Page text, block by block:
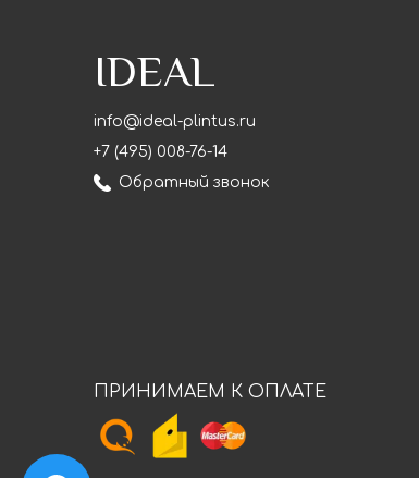
IDEAL
info@ideal-plintus.ru
+7 (495) 008-76-14
Обратный звонок
ПРИНИМАЕМ К ОПЛАТЕ